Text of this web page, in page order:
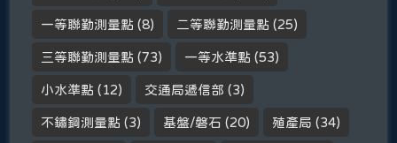
一等聯勤測量點 (8) 二等聯勤測量點 (25)
三等聯勤測量點 (73) 一等水準點 (53)
小水準點 (12) 交通局遞信部 (3)
不鏽鋼測量點 (3) 基盤/磐石 (20) 殖產局 (34)